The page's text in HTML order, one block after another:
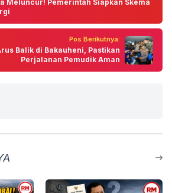
Meluncur! Pemerintah Siapkan Skema
Pos Berikutnya:
Balik di Bakauheni, Pastikan
Perjalanan Pemudik Aman